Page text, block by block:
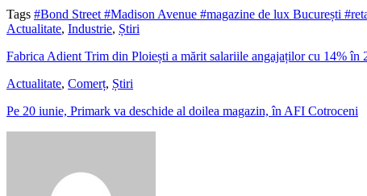
Tags #Bond Street #Madison Avenue #magazine de lux București
Actualitate, Industrie, Știri
Fabrica Adient Trim din Ploiești a mărit salariile angajaților cu 14% în
Actualitate, Comerț, Știri
Pe 20 iunie, Primark va deschide al doilea magazin, în AFI Cotroceni